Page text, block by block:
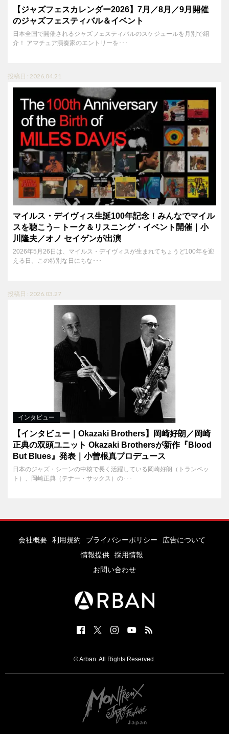
【ジャズフェスカレンダー2026】7月／8月／9月開催
のジャズフェスティバル＆イベント
日本全国で開催されるジャズフェスティバルのスケジュールを月別で紹
介！ アマチュア演奏家のエントリーを･･･
投稿日 : 2026.04.21
マイルス・デイヴィス生誕100年記念！みんなでマイル
スを聴こう─ トーク＆リスニング・イベント開催｜小
川隆夫／オノ セイゲンが出演
2026年5月26日は、マイルス・デイヴィスが生まれてちょうど100年を迎
える日。この特別な日にちな･･･
投稿日 : 2026.03.27
インタビュー
【インタビュー｜Okazaki Brothers】岡崎好朗／岡崎
正典の双頭ユニット Okazaki Brothersが新作『Blood
But Blues』発表｜小曽根真プロデュース
日本のジャズ・シーンの中核で長く活躍している岡崎好朗（トランペッ
ト）、岡崎正典（テナー・サックス）の･･･
会社概要 利用規約 プライバシーポリシー
広告について
情報提供
採用情報
お問い合わせ
© Arban. All Rights Reserved.